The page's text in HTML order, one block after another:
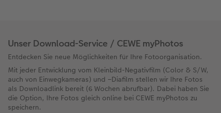
Unser Download-Service / CEWE myPhotos
Entdecken Sie neue Möglichkeiten für Ihre Fotoorganisation.
Mit jeder Entwicklung vom Kleinbild-Negativfilm (Color & S/W,
auch von Einwegkameras) und –Diafilm stellen wir Ihre Fotos
als Downloadlink bereit (6 Wochen abrufbar). Dabei haben Sie
die Option, Ihre Fotos gleich online bei CEWE myPhotos zu
speichern.